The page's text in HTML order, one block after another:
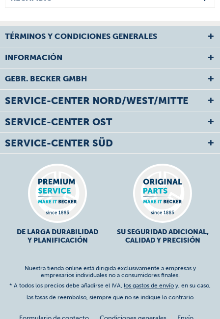
TÉRMINOS Y CONDICIONES GENERALES
INFORMACIÓN
GEBR. BECKER GMBH
SERVICE-CENTER NORD/WEST/MITTE
SERVICE-CENTER OST
SERVICE-CENTER SÜD
DE LARGA DURABILIDAD
Y PLANIFICACIÓN
SU SEGURIDAD ADICIONAL,
CALIDAD Y PRECISIÓN
Nuestra tienda online está dirigida exclusivamente a empresas y
empresarios individuales no a consumidores finales.
* A todos los precios debe añadirse el IVA, los gastos de envío y, en su caso,
las tasas de reembolso, siempre que no se indique lo contrario